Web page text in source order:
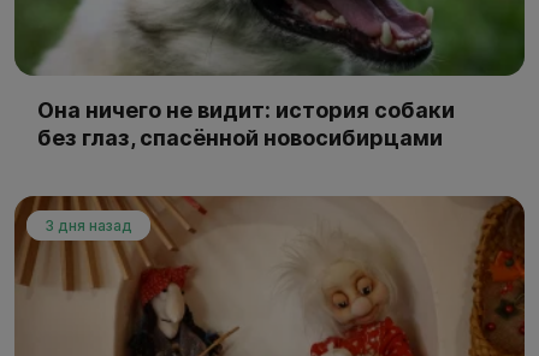
Она ничего не видит: история собаки
без глаз, спасённой новосибирцами
3 дня назад